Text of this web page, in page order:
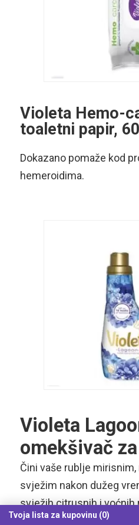
Violeta Hemo-
toaletni papir,
Dokazano pomaže kod
hemeroidima.
Violeta
omekšivač za
Čini vaše rublje
svježim nakon dužeg
svježih citrusnih i voćnih
čini odličnu kombinaciju
Tvoja lista za kupovinu (0)